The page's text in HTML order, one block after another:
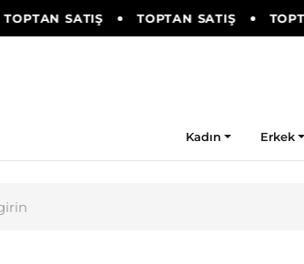
TOPTAN SATIŞ TOPTAN SATIŞ
Kadın Erkek